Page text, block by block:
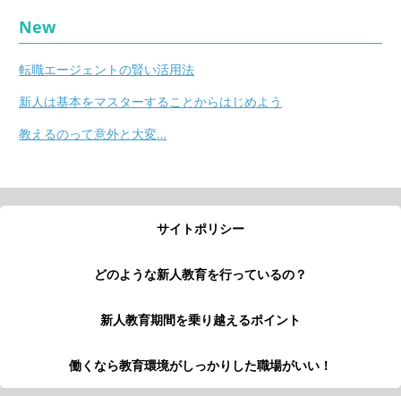
New
転職エージェントの賢い活用法
新人は基本をマスターすることからはじめよう
教えるのって意外と大変…
サイトポリシー
どのような新人教育を行っているの？
新人教育期間を乗り越えるポイント
働くなら教育環境がしっかりした職場がいい！